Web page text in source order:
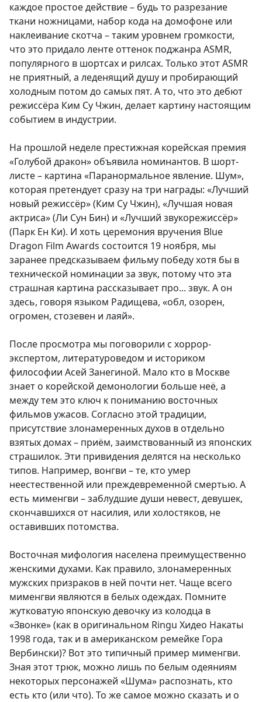
каждое простое действие – будь то разрезание
ткани ножницами, набор кода на домофоне или
наклеивание скотча – таким уровнем громкости,
что это придало ленте оттенок поджанра ASMR,
популярного в шортсах и рилсах. Только этот ASMR
не приятный, а леденящий душу и пробирающий
холодным потом до самых пят. А то, что это дебют
режиссёра Ким Су Чжин, делает картину настоящим
событием в индустрии.
На прошлой неделе престижная корейская премия
«Голубой дракон» объявила номинантов. В шорт-
листе – картина «Паранормальное явление. Шум»,
которая претендует сразу на три награды: «Лучший
новый режиссёр» (Ким Су Чжин), «Лучшая новая
актриса» (Ли Сун Бин) и «Лучший звукорежиссёр»
(Парк Ен Ки). И хоть церемония вручения Blue
Dragon Film Awards состоится 19 ноября, мы
заранее предсказываем фильму победу хотя бы в
технической номинации за звук, потому что эта
страшная картина рассказывает про... звук. А он
здесь, говоря языком Радищева, «обл, озорен,
огромен, стозевен и лаяй».
После просмотра мы поговорили с хоррор-
экспертом, литературоведом и историком
философии Асей Занегиной. Мало кто в Москве
знает о корейской демонологии больше неё, а
между тем это ключ к пониманию восточных
фильмов ужасов. Согласно этой традиции,
присутствие злонамеренных духов в отдельно
взятых домах – приём, заимствованный из японских
страшилок. Эти привидения делятся на несколько
типов. Например, вонгви – те, кто умер
неестественной или преждевременной смертью. А
есть мименгви – заблудшие души невест, девушек,
скончавшихся от насилия, или холостяков, не
оставивших потомства.
Восточная мифология населена преимущественно
женскими духами. Как правило, злонамеренных
мужских призраков в ней почти нет. Чаще всего
мименгви являются в белых одеждах. Помните
жутковатую японскую девочку из колодца в
«Звонке» (как в оригинальном Ringu Хидео Накаты
1998 года, так и в американском ремейке Гора
Вербински)? Вот это типичный пример мименгви.
Зная этот трюк, можно лишь по белым одеяниям
некоторых персонажей «Шума» распознать, кто
есть кто (или что). То же самое можно сказать и о